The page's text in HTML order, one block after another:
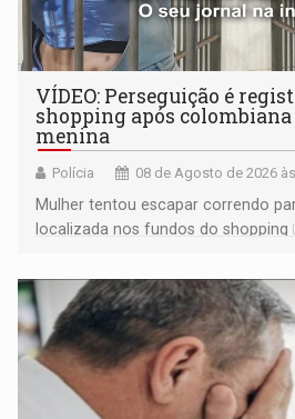
VÍDEO: Perseguição é
shopping após
menina
Polícia 08 de Agosto de 2026
Mulher tentou escapar correndo
localizada nos fundos do shopping